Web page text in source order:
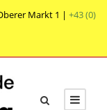
Markt 1 | +43 (0)